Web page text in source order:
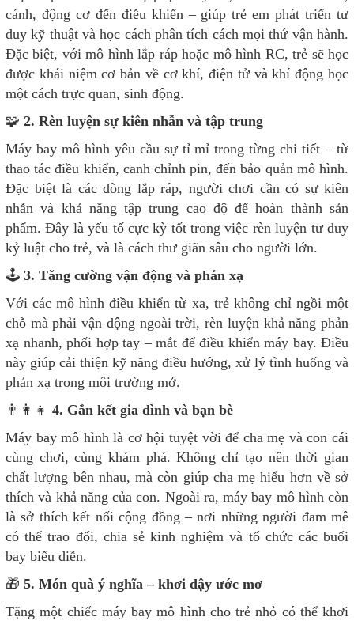
cánh, động cơ đến điều khiển – giúp trẻ em phát triển tư
duy kỹ thuật và học cách phân tích cách mọi thứ vận hành.
Đặc biệt, với mô hình lắp ráp hoặc mô hình RC, trẻ sẽ học
được khái niệm cơ bản về cơ khí, điện tử và khí động học
một cách trực quan, sinh động.
🧩 2. Rèn luyện sự kiên nhẫn và tập trung
Máy bay mô hình yêu cầu sự tỉ mỉ trong từng chi tiết – từ
thao tác điều khiển, canh chỉnh pin, đến bảo quản mô hình.
Đặc biệt là các dòng lắp ráp, người chơi cần có sự kiên
nhẫn và khả năng tập trung cao độ để hoàn thành sản
phẩm. Đây là yếu tố cực kỳ tốt trong việc rèn luyện tư duy
kỷ luật cho trẻ, và là cách thư giãn sâu cho người lớn.
🕹️ 3. Tăng cường vận động và phản xạ
Với các mô hình điều khiển từ xa, trẻ không chỉ ngồi một
chỗ mà phải vận động ngoài trời, rèn luyện khả năng phản
xạ nhanh, phối hợp tay – mắt để điều khiển máy bay. Điều
này giúp cải thiện kỹ năng điều hướng, xử lý tình huống và
phản xạ trong môi trường mở.
👨‍👩‍👧 4. Gắn kết gia đình và bạn bè
Máy bay mô hình là cơ hội tuyệt vời để cha mẹ và con cái
cùng chơi, cùng khám phá. Không chỉ tạo nên thời gian
chất lượng bên nhau, mà còn giúp cha mẹ hiểu hơn về sở
thích và khả năng của con. Ngoài ra, máy bay mô hình còn
là sở thích kết nối cộng đồng – nơi những người đam mê
có thể trao đổi, chia sẻ kinh nghiệm và tổ chức các buổi
bay biểu diễn.
🎁 5. Món quà ý nghĩa – khơi dậy ước mơ
Tặng một chiếc máy bay mô hình cho trẻ nhỏ có thể khơi